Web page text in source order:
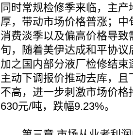
同时常规检修季来临，主
厚，带动市场价格普涨；
消费淡季以及偏高价格导
旬，随着美伊达成和平协
加之国内部分液厂检修结
主动下调报价推动去库，且
不高，进一步刺激市场价
630元/吨，跌幅9.23%。